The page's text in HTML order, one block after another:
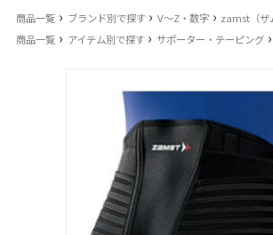
商品一覧 › ブランド別で探す› V〜Z・数字› zamst（ザ
商品一覧 › アイテム別で探す› サポーター・テーピング›